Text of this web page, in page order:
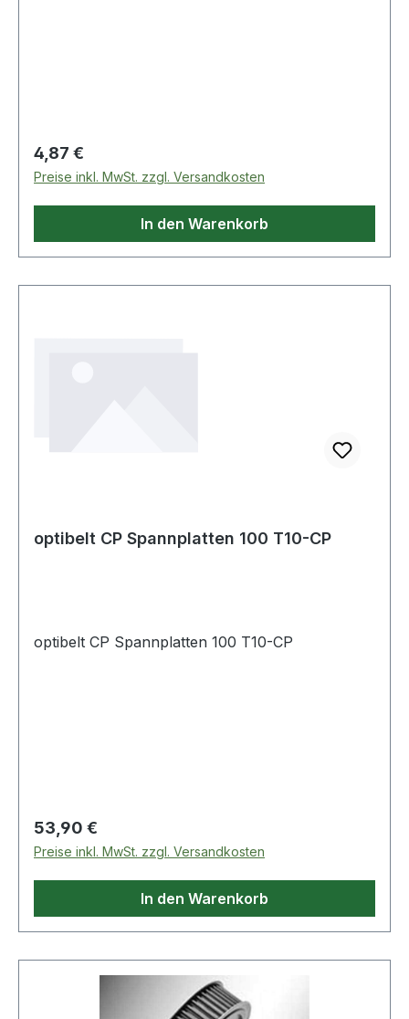
Regulärer Preis:
4,87 €
Preise inkl. MwSt. zzgl. Versandkosten
In den Warenkorb
optibelt CP Spannplatten 100 T10-CP
optibelt CP Spannplatten 100 T10-CP
Regulärer Preis:
53,90 €
Preise inkl. MwSt. zzgl. Versandkosten
In den Warenkorb